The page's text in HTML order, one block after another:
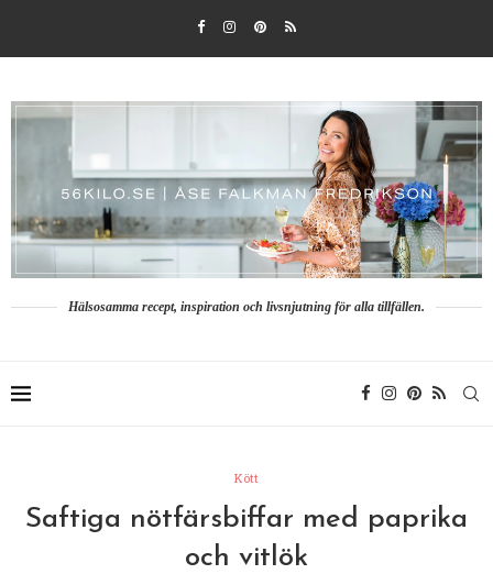
Hälsosamma recept, inspiration och livsnjutning för alla tillfällen.
Kött
Saftiga nötfärsbiffar med paprika
och vitlök